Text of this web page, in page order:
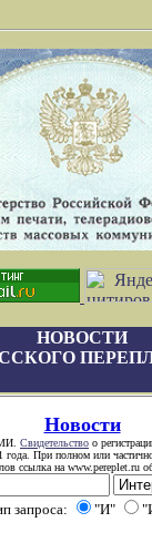
НОВОСТИ
Новости
Свидетельство о
года. При полном или
ссылка на www.pereplet.ru
запроса: "И"